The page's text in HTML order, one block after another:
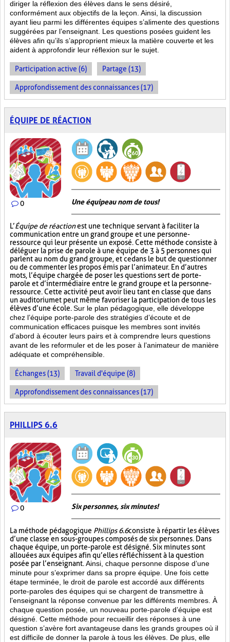
diriger la réflexion des élèves dans le sens désiré,
conformément aux objectifs de la leçon. Ainsi, la discussion
ayant lieu parmi les différentes équipes s’alimente des questions
suggérées par l’enseignant. Les questions posées guident les
élèves afin qu’ils s’approprient mieux la matière couverte et les
aident à approfondir leur réflexion sur le sujet.
Participation active (6) Partage (13)
Approfondissement des connaissances (17)
ÉQUIPE DE RÉACTION
0 Une équipe au nom de tous!
L’Équipe de réactionest une technique servant à faciliter la
communication entre un grand groupe et une personne-
ressource qui leur présente un exposé. Cette méthode consiste à
déléguer la prise de parole à une équipe de 3 à 5 personnes qui
parlent au nom du grand groupe, et ce dans le but de questionner
ou de commenter les propos émis par l’animateur. En d’autres
mots, l’équipe chargée de poser les questions sert de porte-
parole et d’intermédiaire entre le grand groupe et la personne-
ressource. Cette activité peut avoir lieu tant en classe que dans
un auditorium et peut même favoriser la participation de tous les
élèves d’une école. Sur le plan pédagogique, elle développe
chez l’équipe porte-parole des stratégies d’écoute et de
communication efficaces puisque les membres sont invités
d’abord à écouter leurs pairs et à comprendre leurs questions
avant de les reformuler et de les poser à l’animateur de manière
adéquate et compréhensible.
Échanges (13) Travail d'équipe (8)
Approfondissement des connaissances (17)
PHILLIPS 6.6
0 Six personnes, six minutes!
La méthode pédagogique Phillips 6.6consiste à répartir les élèves
d’une classe en sous-groupes composés de six personnes. Dans
chaque équipe, un porte-parole est désigné. Six minutes sont
allouées aux équipes afin qu’elles réfléchissent à la question
posée par l’enseignant. Ainsi, chaque personne dispose d’une
minute pour s’exprimer dans sa propre équipe. Une fois cette
étape terminée, le droit de parole est accordé aux différents
porte-paroles des équipes qui se chargent de transmettre à
l’enseignant la réponse convenue par les différents membres. À
chaque question posée, un nouveau porte-parole d’équipe est
désigné. Cette méthode pour recueillir des réponses à une
question s’avère fort avantageuse dans les grands groupes où il
est difficile de donner la parole à tous les élèves. De plus, elle